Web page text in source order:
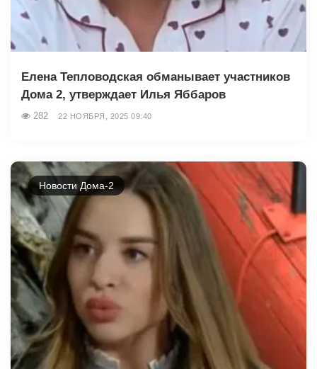
Елена Тепловодская обманывает участников
Дома 2, утверждает Илья Яббаров
282 22 НОЯБРЯ, 2025 09:40
Новости Дома-2